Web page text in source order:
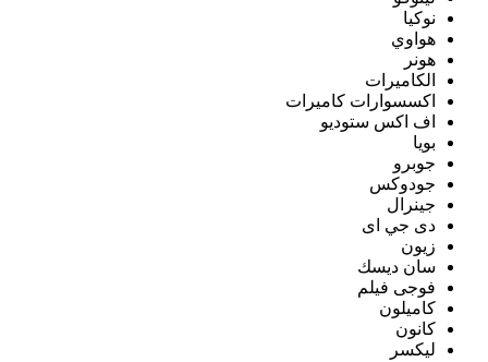
نوكيا
هواوي
هونر
الكاميرات
اكسسوارات كاميرات
اف اكس ستوديو
بويا
جوبرو
جودوكس
جينرال
دى جي اى
زيون
سان ديسك
فوجى فيلم
كاميلون
كانون
ليكسر